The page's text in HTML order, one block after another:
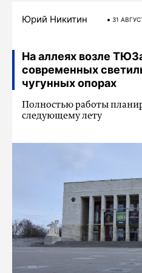
Юрий Никитин 31
На аллеях возле
современных
чугунных опорах
Полностью работы
следующему лету